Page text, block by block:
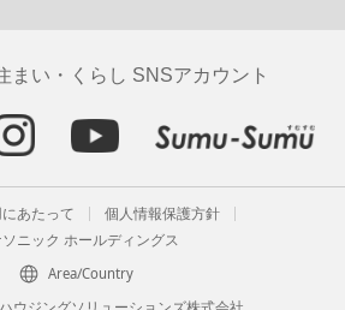
まい・くらし SNSアカウント
あたって
個人情報保護方針
ニック ホールディングス
Area/Country